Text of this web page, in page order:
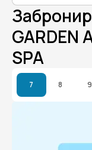
GARDEN
SPA
7 8 9